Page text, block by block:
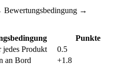
Bewertungsbedingung →
Punkte
jedes Produkt
0.5
an Bord
+1.8